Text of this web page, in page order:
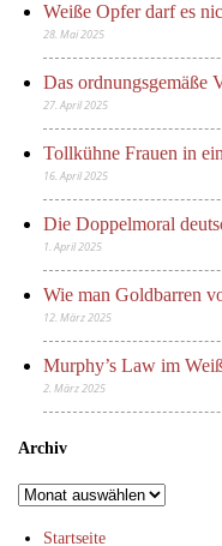
Weiße Opfer darf es
28. Mai 2025
Das ordnungsgemäße
27. April 2025
Tollkühne Frauen in
16. April 2025
Die Doppelmoral
1. April 2025
Wie man Goldbarren
12. März 2025
Murphy’s Law im
2. März 2025
Archiv
Archiv
Startseite